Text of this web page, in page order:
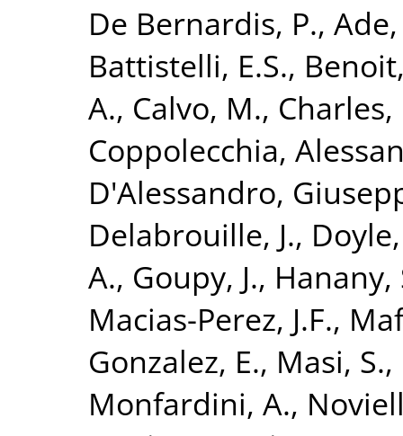
De Bernardis, P., Ade,
Battistelli, E.S.,
A., Calvo, M., Charles,
Coppolecchia,
D'Alessandro,
Delabrouille, J.,
A., Goupy, J., Hanany,
Macias-Perez, J.F.,
Gonzalez, E., Masi, S.,
Monfardini, A.,